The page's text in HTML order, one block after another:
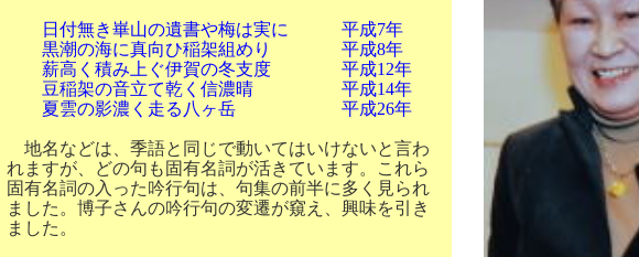
日付無き崋山の遺書や梅は実に 平成7年
黒潮の海に真向ひ稲架組めり 平成8年
薪高く積み上ぐ伊賀の冬支度 平成12年
豆稲架の音立て乾く信濃晴 平成14年
夏雲の影濃く走る八ヶ岳 平成26年
地名などは、季語と同じで動いてはいけないと言わ
れますが、どの句も固有名詞が活きています。これら
固有名詞の入った吟行句は、句集の前半に多く見られ
ました。博子さんの吟行句の変遷が窺え、興味を引き
ました。